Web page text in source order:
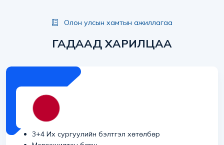
Олон улсын хамтын ажиллагаа
ГАДААД ХАРИЛЦАА
3+4 Их сургуулийн бэлтгэл хөтөлбөр